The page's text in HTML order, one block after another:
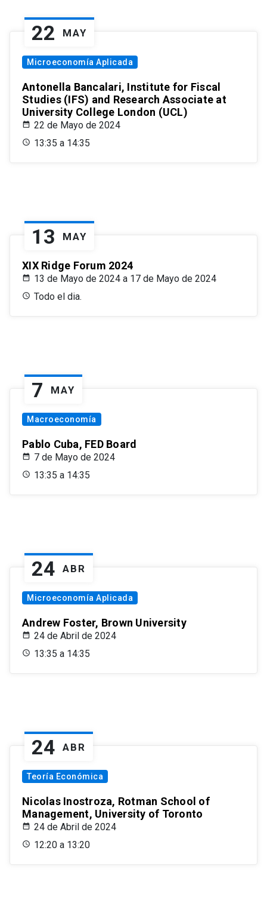
22 MAY
Microeconomía Aplicada
Antonella Bancalari, Institute for Fiscal
Studies (IFS) and Research Associate at
University College London (UCL)
22 de Mayo de 2024
13:35 a 14:35
13 MAY
XIX Ridge Forum 2024
13 de Mayo de 2024 a 17 de Mayo de 2024
Todo el dia.
7 MAY
Macroeconomía
Pablo Cuba, FED Board
7 de Mayo de 2024
13:35 a 14:35
24 ABR
Microeconomía Aplicada
Andrew Foster, Brown University
24 de Abril de 2024
13:35 a 14:35
24 ABR
Teoría Económica
Nicolas Inostroza, Rotman School of
Management, University of Toronto
24 de Abril de 2024
12:20 a 13:20